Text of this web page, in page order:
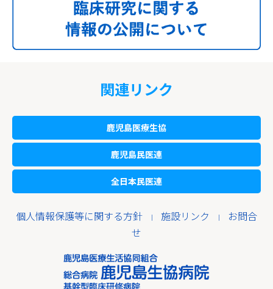
関連リンク
鹿児島医療生協
鹿児島民医連
全日本民医連
個人情報保護等に関する方針 ｜ 施設リンク ｜ お問合
せ